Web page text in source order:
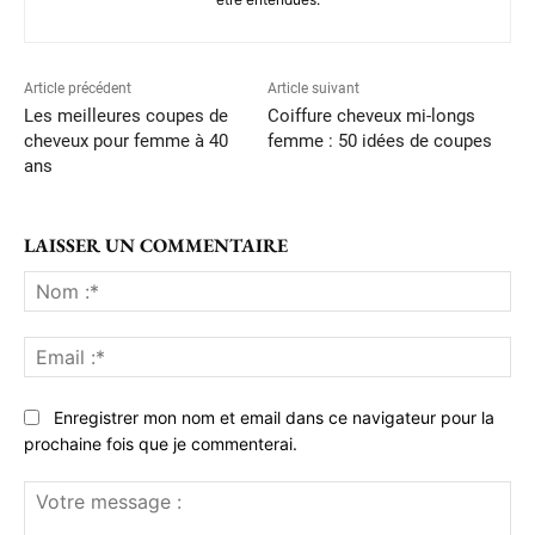
Article précédent
Les meilleures coupes de
cheveux pour femme à 40
ans
Article suivant
Coiffure cheveux mi-longs
femme : 50 idées de coupes
LAISSER UN COMMENTAIRE
:*
:*
Enregistrer mon nom et email dans ce navigateur pour la
prochaine fois que je commenterai.